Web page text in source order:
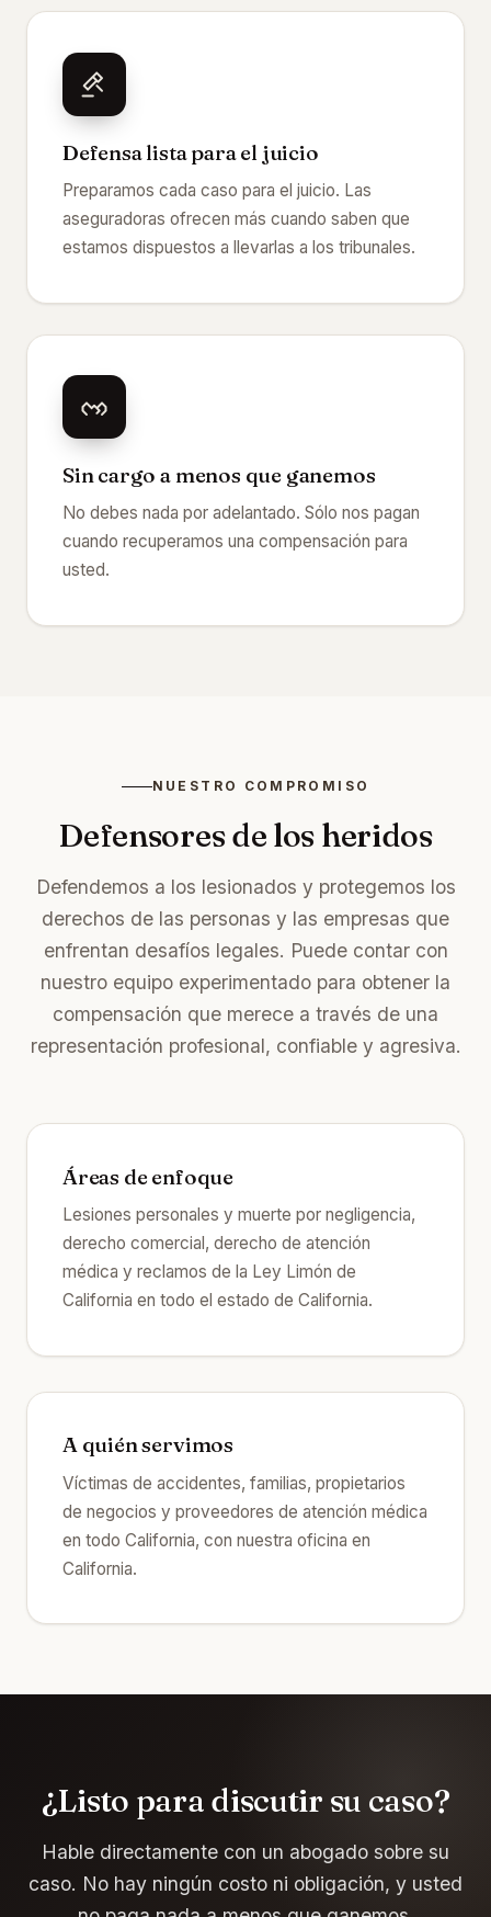
Defensa lista para el juicio
Preparamos cada caso para el juicio. Las
aseguradoras ofrecen más cuando saben que
estamos dispuestos a llevarlas a los tribunales.
Sin cargo a menos que ganemos
No debes nada por adelantado. Sólo nos pagan
cuando recuperamos una compensación para
usted.
NUESTRO COMPROMISO
Defensores de los heridos
Defendemos a los lesionados y protegemos los
derechos de las personas y las empresas que
enfrentan desafíos legales. Puede contar con
nuestro equipo experimentado para obtener la
compensación que merece a través de una
representación profesional, confiable y agresiva.
Áreas de enfoque
Lesiones personales y muerte por negligencia,
derecho comercial, derecho de atención
médica y reclamos de la Ley Limón de
California en todo el estado de California.
A quién servimos
Víctimas de accidentes, familias, propietarios
de negocios y proveedores de atención médica
en todo California, con nuestra oficina en
California.
¿Listo para discutir su caso?
Hable directamente con un abogado sobre su
caso. No hay ningún costo ni obligación, y usted